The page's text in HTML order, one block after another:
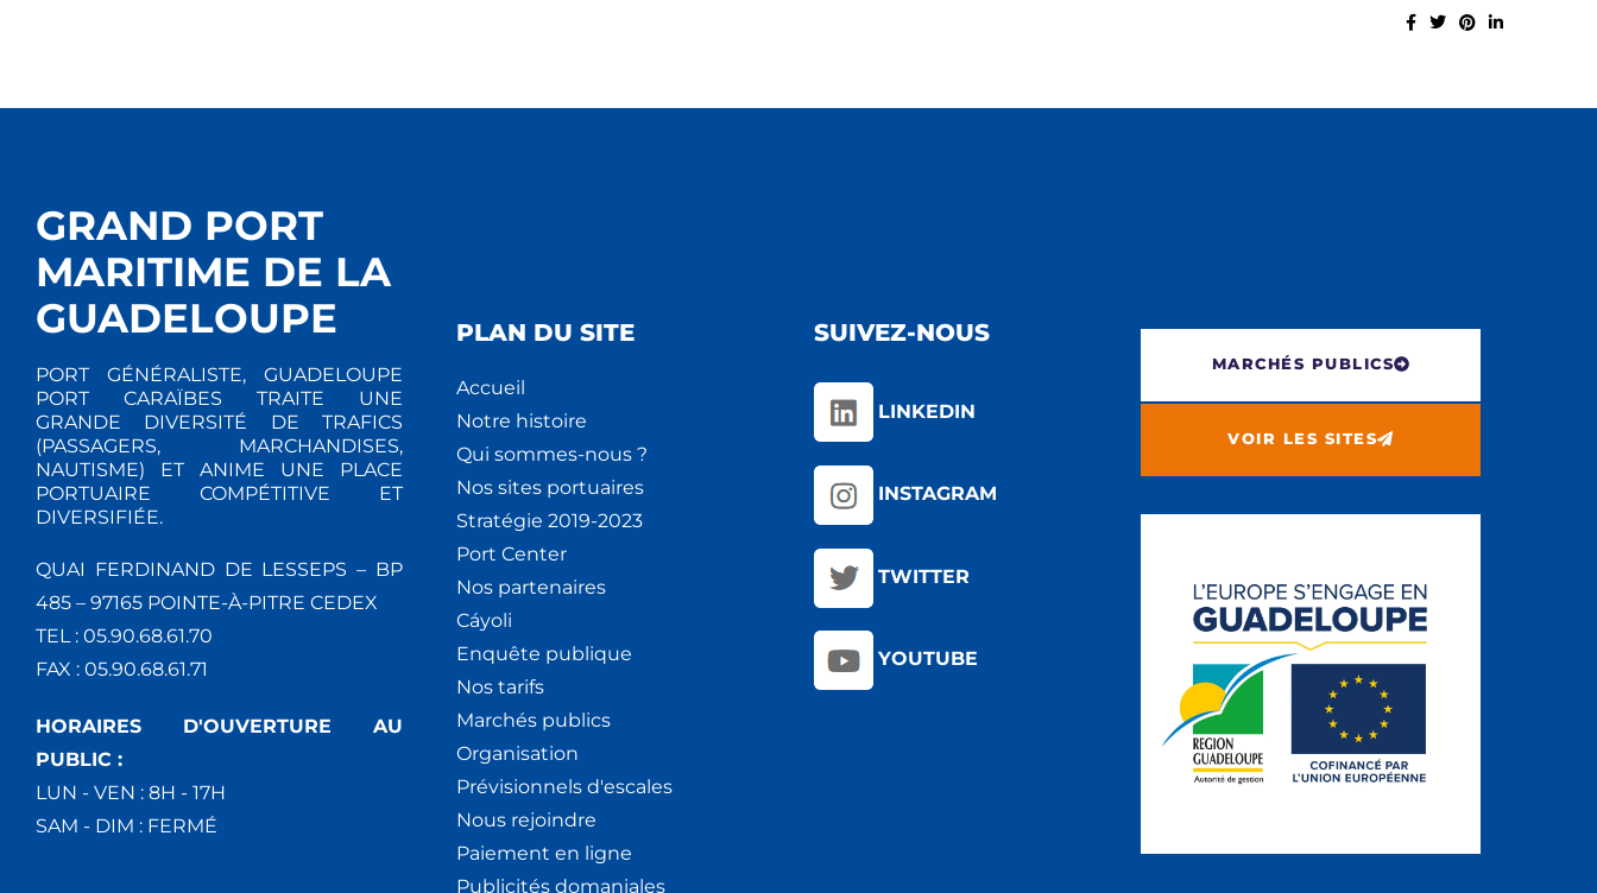
GRAND PORT
MARITIME DE LA
GUADELOUPE
PORT GÉNÉRALISTE, GUADELOUPE
PORT CARAÏBES TRAITE UNE
GRANDE DIVERSITÉ DE TRAFICS
(PASSAGERS, MARCHANDISES,
NAUTISME) ET ANIME UNE PLACE
PORTUAIRE COMPÉTITIVE ET
DIVERSIFIÉE.
QUAI FERDINAND DE LESSEPS – BP
485 – 97165 POINTE-À-PITRE CEDEX
TEL : 05.90.68.61.70
FAX : 05.90.68.61.71
HORAIRES D'OUVERTURE AU
PUBLIC :
LUN - VEN : 8H - 17H
SAM - DIM : FERMÉ
PLAN DU SITE
Accueil
Notre histoire
Qui sommes-nous ?
Nos sites portuaires
Stratégie 2019-2023
Port Center
Nos partenaires
Cáyoli
Enquête publique
Nos tarifs
Marchés publics
Organisation
Prévisionnels d'escales
Nous rejoindre
Paiement en ligne
Publicités domaniales
SUIVEZ-NOUS
LINKEDIN
INSTAGRAM
TWITTER
YOUTUBE
MARCHÉS PUBLICS
VOIR LES SITES